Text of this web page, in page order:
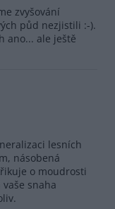
zvyšování
půd nezjistili :-).
ano... ale ještě
lesních
násobená
o moudrosti
snaha